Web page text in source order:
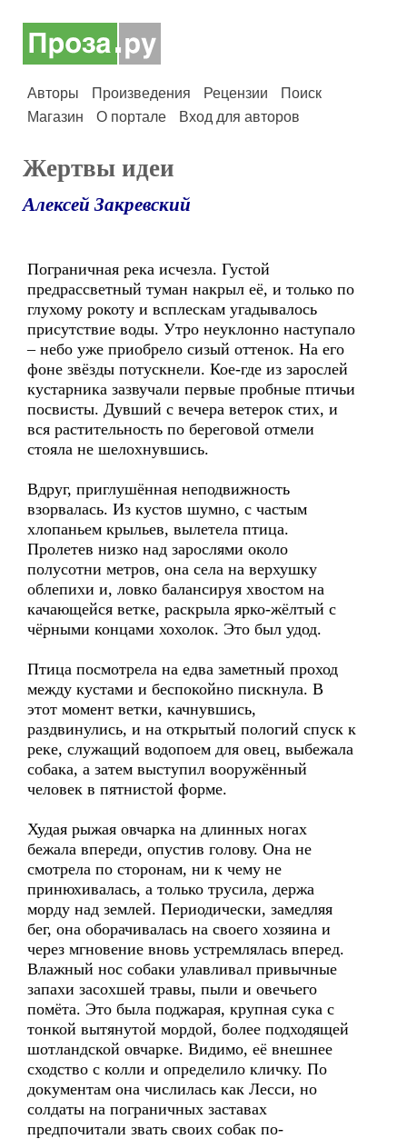
Авторы Произведения Рецензии
Поиск
Магазин
О портале Вход для авторов
Жертвы идеи
Алексей Закревский
Пограничная река исчезла. Густой
предрассветный туман накрыл её, и только по
глухому рокоту и всплескам угадывалось
присутствие воды. Утро неуклонно наступало
– небо уже приобрело сизый оттенок. На его
фоне звёзды потускнели. Кое-где из зарослей
кустарника зазвучали первые пробные птичьи
посвисты. Дувший с вечера ветерок стих, и
вся растительность по береговой отмели
стояла не шелохнувшись.
Вдруг, приглушённая неподвижность
взорвалась. Из кустов шумно, с частым
хлопаньем крыльев, вылетела птица.
Пролетев низко над зарослями около
полусотни метров, она села на верхушку
облепихи и, ловко балансируя хвостом на
качающейся ветке, раскрыла ярко-жёлтый с
чёрными концами хохолок. Это был удод.
Птица посмотрела на едва заметный проход
между кустами и беспокойно пискнула. В
этот момент ветки, качнувшись,
раздвинулись, и на открытый пологий спуск к
реке, служащий водопоем для овец, выбежала
собака, а затем выступил вооружённый
человек в пятнистой форме.
Худая рыжая овчарка на длинных ногах
бежала впереди, опустив голову. Она не
смотрела по сторонам, ни к чему не
принюхивалась, а только трусила, держа
морду над землей. Периодически, замедляя
бег, она оборачивалась на своего хозяина и
через мгновение вновь устремлялась вперед.
Влажный нос собаки улавливал привычные
запахи засохшей травы, пыли и овечьего
помёта. Это была поджарая, крупная сука с
тонкой вытянутой мордой, более подходящей
шотландской овчарке. Видимо, её внешнее
сходство с колли и определило кличку. По
документам она числилась как Лесси, но
солдаты на пограничных заставах
предпочитали звать своих собак по-